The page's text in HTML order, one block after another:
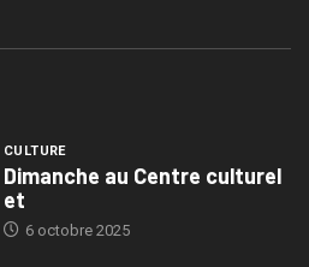
CULTURE
Dimanche au Centre culturel
et
6 octobre 2025